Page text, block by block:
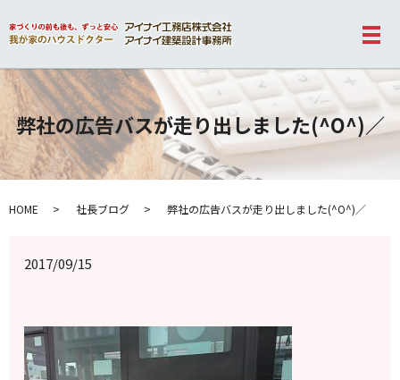
メ
弊社の広告バスが走り出しました(^O^)／
HOME 社長ブログ 弊社の広告バスが走り出しました(^O^)／
2017/09/15